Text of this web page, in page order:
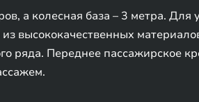
а колесная база – 3 метра.
высококачественных
ряда. Переднее пассажирское